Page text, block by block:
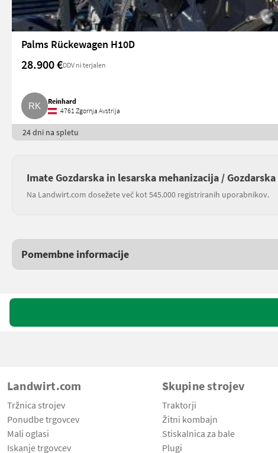
Palms Rückewagen H10D
28.900 €DDV ni terjalen
Reinhard
4761 Zgornja Avstrija
24 dni na spletu
Imate Gozdarska in lesarska mehanizacija /
Na Landwirt.com dosežete več kot 545.000 registriranih uporabnikov.
Pomembne informacije
Landwirt.com
Tržnica strojev
Ponudbe trgovcev
Mali oglasi
Iskanje trgovcev
Skupine strojev
Traktorji
Žitni kombajn
Stiskalnica za bale
Plugi